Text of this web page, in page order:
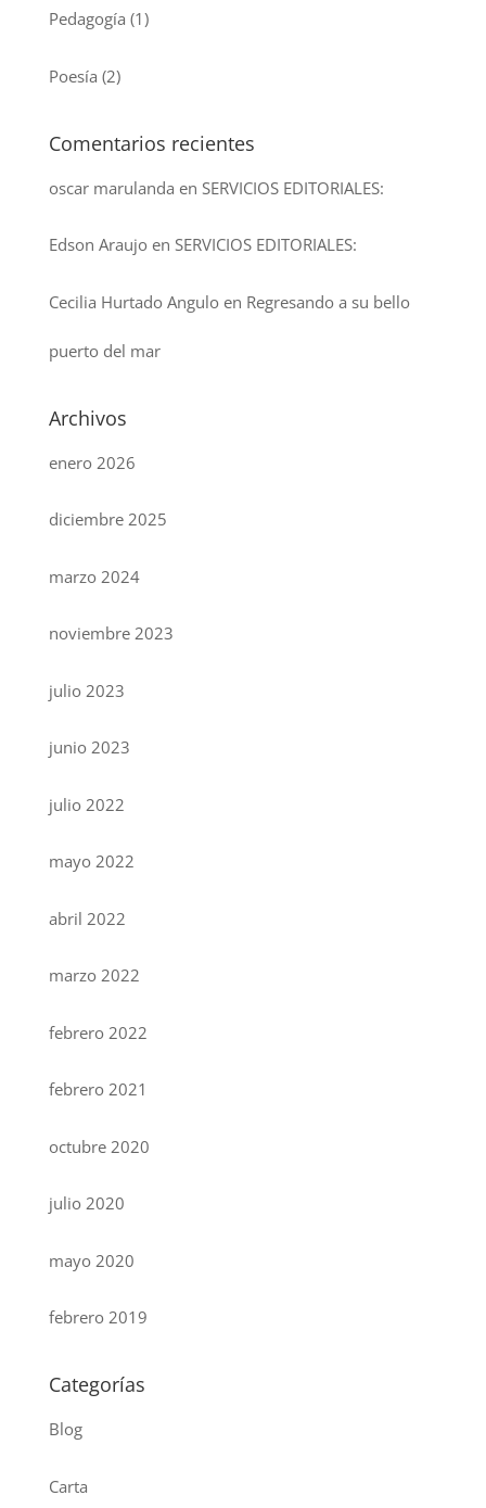
Pedagogía (1)
Poesía (2)
Comentarios recientes
oscar marulanda en SERVICIOS EDITORIALES:
Edson Araujoen SERVICIOS EDITORIALES:
Cecilia Hurtado Anguloen Regresando a su bello
puerto del mar
Archivos
enero 2026
diciembre 2025
marzo 2024
noviembre 2023
julio 2023
junio 2023
julio 2022
mayo 2022
abril 2022
marzo 2022
febrero 2022
febrero 2021
octubre 2020
julio 2020
mayo 2020
febrero 2019
Categorías
Blog
Carta